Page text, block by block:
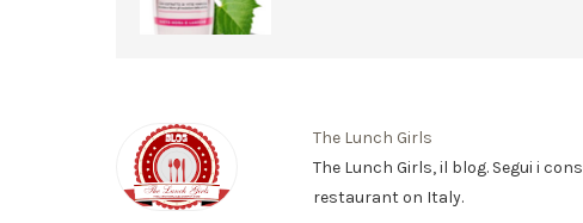
The Lunch Girls
The Lunch Girls, il blog. Segui i
restaurant on Italy.